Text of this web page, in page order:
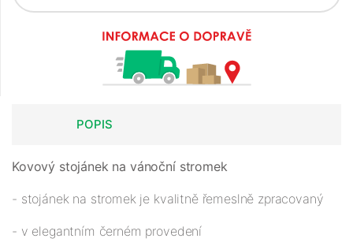
POPIS
Kovový stojánek na vánoční stromek
- stojánek na stromek je kvalitně řemeslně zpracovaný
- v elegantním černém provedení